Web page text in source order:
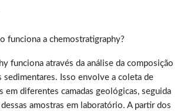
funciona a chemostratigraphy?
funciona através da análise da composição
sedimentares. Isso envolve a coleta de
em diferentes camadas geológicas, seguida
amostras em laboratório. A partir dos